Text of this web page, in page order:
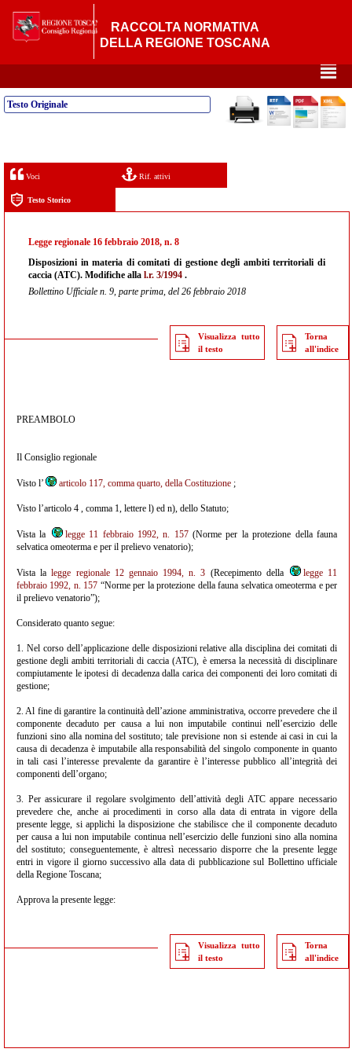
RACCOLTA NORMATIVA
DELLA REGIONE TOSCANA
²
Testo Originale
Voci Rif. attivi
Testo Storico
Legge regionale 16 febbraio 2018, n. 8
Disposizioni in materia di comitati di gestione degli ambiti territoriali di
caccia (ATC). Modifiche alla l.r. 3/1994 .
Bollettino Ufficiale n. 9, parte prima, del 26 febbraio 2018
Visualizza tutto
il testo
Torna
all'indice
PREAMBOLO
Il Consiglio regionale
Visto l’ articolo 117, comma quarto, della Costituzione ;
Visto l’articolo 4 , comma 1, lettere l) ed n), dello Statuto;
Vista la legge 11 febbraio 1992, n. 157(Norme per la protezione della fauna
selvatica omeoterma e per il prelievo venatorio);
Vista lalegge regionale 12 gennaio 1994, n. 3 (Recepimento della
legge 11
febbraio 1992, n. 157 “Norme per la protezione della fauna selvatica omeoterma e per
il prelievo venatorio”);
Considerato quanto segue:
1. Nel corso dell’applicazione delle disposizioni relative alla disciplina dei comitati di
gestione degli ambiti territoriali di caccia (ATC), è emersa la necessità di disciplinare
compiutamente le ipotesi di decadenza dalla carica dei componenti dei loro comitati di
gestione;
2. Al fine di garantire la continuità dell’azione amministrativa, occorre prevedere che il
componente decaduto per causa a lui non imputabile continui nell’esercizio delle
funzioni sino alla nomina del sostituto; tale previsione non si estende ai casi in cui la
causa di decadenza è imputabile alla responsabilità del singolo componente in quanto
in tali casi l’interesse prevalente da garantire è l’interesse pubblico all’integrità dei
componenti dell’organo;
3. Per assicurare il regolare svolgimento dell’attività degli ATC appare necessario
prevedere che, anche ai procedimenti in corso alla data di entrata in vigore della
presente legge, si applichi la disposizione che stabilisce che il componente decaduto
per causa a lui non imputabile continua nell’esercizio delle funzioni sino alla nomina
del sostituto; conseguentemente, è altresì necessario disporre che la presente legge
entri in vigore il giorno successivo alla data di pubblicazione sul Bollettino ufficiale
della Regione Toscana;
Approva la presente legge:
Visualizza tutto
il testo
Torna
all'indice